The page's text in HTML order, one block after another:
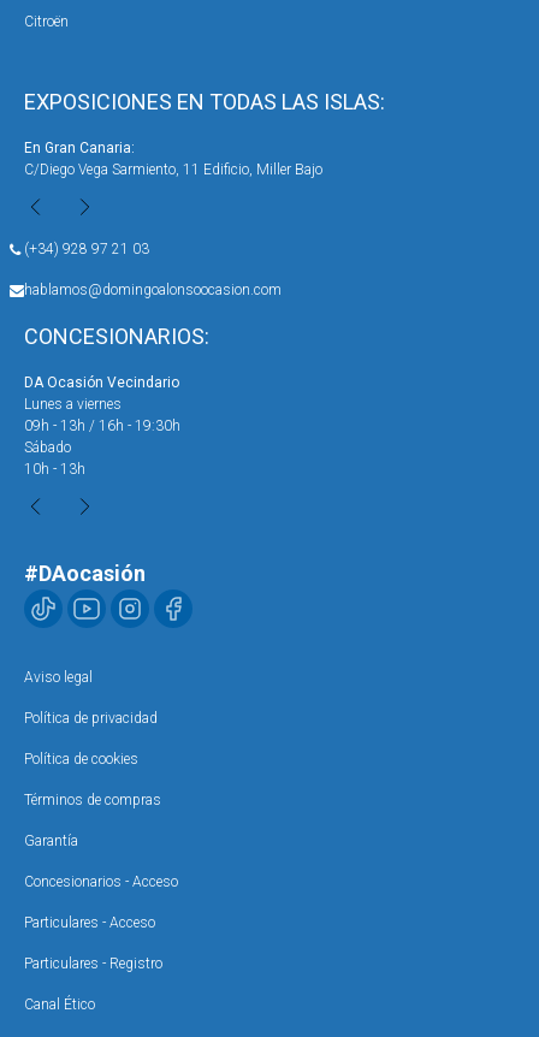
EXPOSICIONES EN TODAS LAS ISLAS:
En Gran Canaria:
C/Diego Vega Sarmiento, 11 Edificio, Miller Bajo
(+34) 928 97 21 03
hablamos@domingoalonsoocasion.com
CONCESIONARIOS:
DA Ocasión Vecindario
Lunes a viernes
09h - 13h / 16h - 19:30h
Sábado
10h - 13h
Citroën
#DAocasión
Aviso legal
Política de privacidad
Política de cookies
Términos de compras
Garantía
Concesionarios - Acceso
Particulares - Acceso
Particulares - Registro
Canal Ético